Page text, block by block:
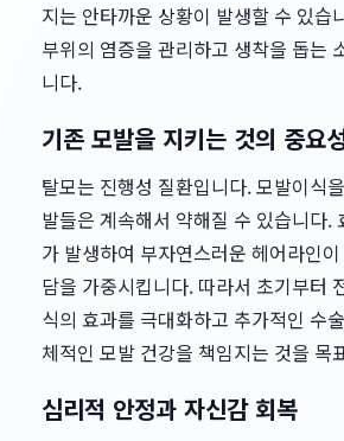
지는 안타까운 상황이 발생할 수 있습
부위의 염증을 관리하고 생착을 돕는
니다.
기존 모발을 지키는 것의 중요
탈모는 진행성 질환입니다. 모발이식
발들은 계속해서 약해질 수 있습니다.
가 발생하여 부자연스러운 헤어라인
담을 가중시킵니다. 따라서 초기부터
식의 효과를 극대화하고 추가적인 수
체적인 모발 건강을 책임지는 것을 목
심리적 안정과 자신감 회복